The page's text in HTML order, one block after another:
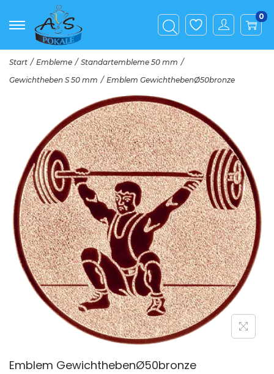
0
Start / Embleme / Standartembleme 50 mm /
Gewichtheben S 50 mm / Emblem GewichthebenØ50bronze
Emblem GewichthebenØ50bronze